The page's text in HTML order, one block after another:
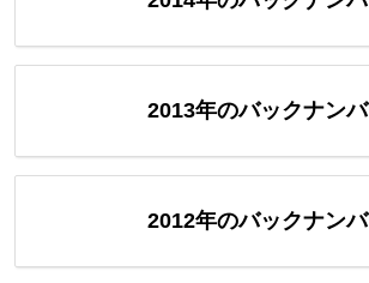
2013年のバックナン
2012年のバックナン